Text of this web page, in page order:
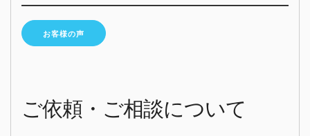
お客様の声
ご依頼・ご相談について